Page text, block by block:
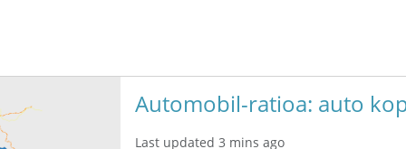
Automobil-ratioa: auto
Last updated 3 mins ago